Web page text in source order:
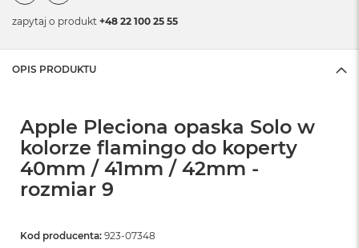
zapytaj o produkt +48 22 100 25 55
OPIS PRODUKTU
Apple Pleciona opaska Solo w
kolorze flamingo do koperty
40mm / 41mm / 42mm -
rozmiar 9
Kod producenta: 923-07348